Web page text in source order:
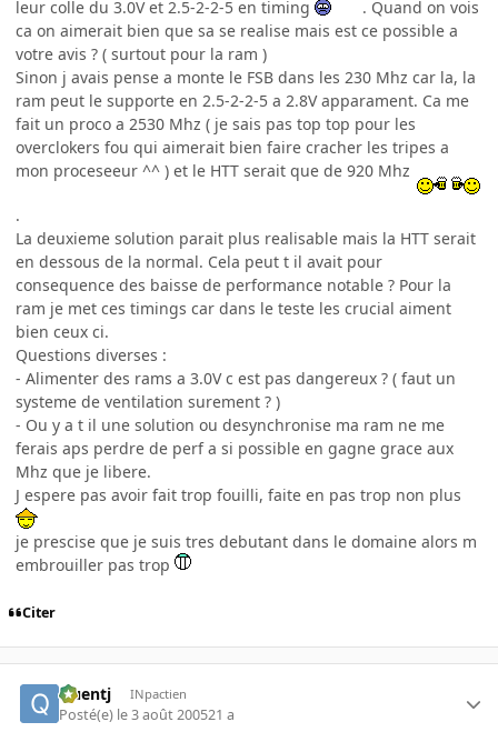
leur colle du 3.0V et 2.5-2-2-5 en timing
. Quand on vois
ca on aimerait bien que sa se realise mais est ce possible a
votre avis ? ( surtout pour la ram )
Sinon j avais pense a monte le FSB dans les 230 Mhz car la, la
ram peut le supporte en 2.5-2-2-5 a 2.8V apparament. Ca me
fait un proco a 2530 Mhz ( je sais pas top top pour les
overclokers fou qui aimerait bien faire cracher les tripes a
mon proceseeur ^^ ) et le HTT serait que de 920 Mhz
.
La deuxieme solution parait plus realisable mais la HTT serait
en dessous de la normal. Cela peut t il avait pour
consequence des baisse de performance notable ? Pour la
ram je met ces timings car dans le teste les crucial aiment
bien ceux ci.
Questions diverses :
- Alimenter des rams a 3.0V c est pas dangereux ? ( faut un
systeme de ventilation surement ? )
- Ou y a t il une solution ou desynchronise ma ram ne me
ferais aps perdre de perf a si possible en gagne grace aux
Mhz que je libere.
J espere pas avoir fait trop fouilli, faite en pas trop non plus
je prescise que je suis tres debutant dans le domaine alors m
embrouiller pas trop
Citer
Quentj INpactien
Posté(e) le 3 août 200521 a